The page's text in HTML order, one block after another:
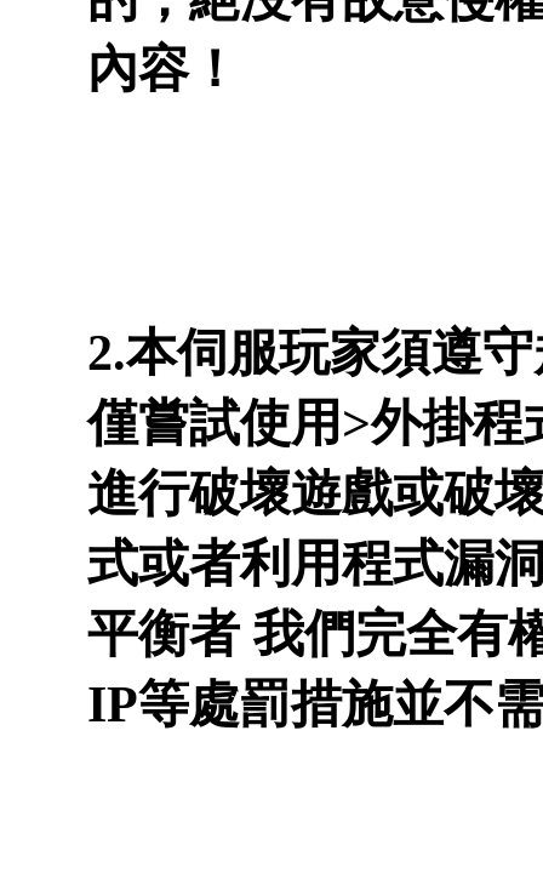
內容！
2.本伺服玩家須遵
僅嘗試使用>外掛
進行破壞遊戲或破
式或者利用程式漏
平衡者 我們完全有
IP等處罰措施並不